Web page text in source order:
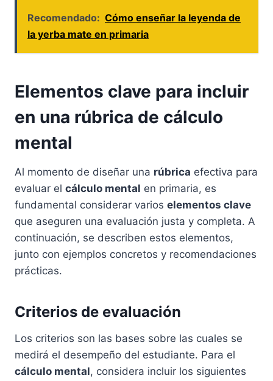
Recomendado: Cómo enseñar la leyenda de
la yerba mate en primaria
Elementos clave para incluir
en una rúbrica de cálculo
mental
Al momento de diseñar una rúbrica efectiva para
evaluar el cálculo mental en primaria, es
fundamental considerar varios elementos clave
que aseguren una evaluación justa y completa. A
continuación, se describen estos elementos,
junto con ejemplos concretos y recomendaciones
prácticas.
Criterios de evaluación
Los criterios son las bases sobre las cuales se
medirá el desempeño del estudiante. Para el
cálculo mental, considera incluir los siguientes